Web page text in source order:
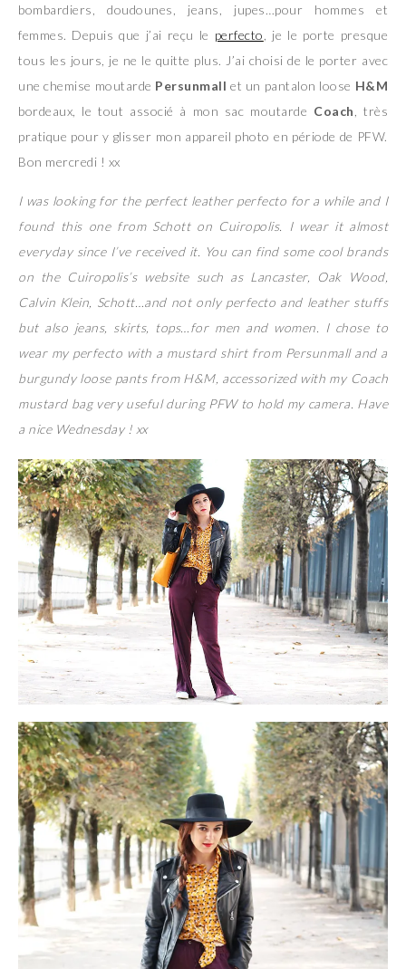
bombardiers, doudounes, jeans, jupes…pour hommes et
femmes. Depuis que j’ai reçu le perfecto
, je le porte presque
tous les jours, je ne le quitte plus. J’ai choisi de le porter avec
une chemise moutarde Persunmall et un pantalon loose H&M
bordeaux, le tout associé à mon sac moutarde Coach , très
pratique pour y glisser mon appareil photo en période de PFW.
Bon mercredi ! xx
I was looking for the perfect leather perfecto for a while and I
found this one from Schott on Cuiropolis. I wear it almost
everyday since I’ve received it. You can find some cool brands
on the Cuiropolis’s website such as Lancaster, Oak Wood,
Calvin Klein, Schott…and not only perfecto and leather stuffs
but also jeans, skirts, tops…for men and women. I chose to
wear my perfecto with a mustard shirt from Persunmall and a
burgundy loose pants from H&M, accessorized with my Coach
mustard bag very useful during PFW to hold my camera. Have
a nice Wednesday ! xx